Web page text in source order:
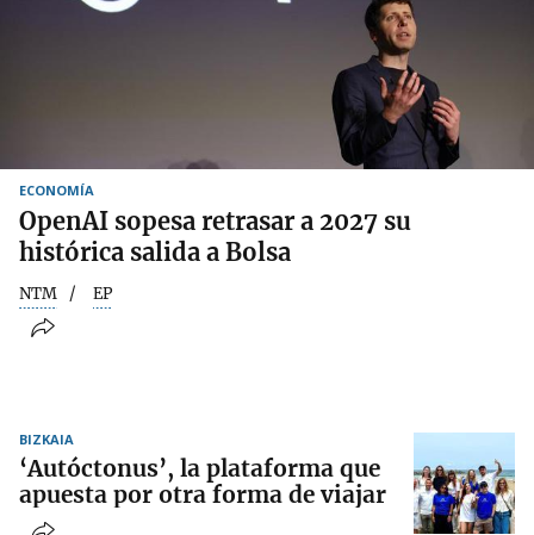
ECONOMÍA
OpenAI sopesa retrasar a 2027 su
histórica salida a Bolsa
NTM EP
BIZKAIA
‘Autóctonus’, la plataforma que
apuesta por otra forma de viajar